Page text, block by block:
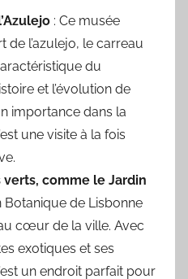
: Ce musée
de l’azulejo, le carreau
du
et l’évolution de
importance dans la
une visite à la fois
verts, comme le Jardin
Botanique de Lisbonne
cœur de la ville. Avec
exotiques et ses
un endroit parfait pour